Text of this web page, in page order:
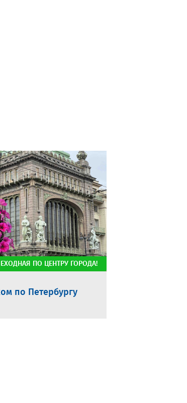
по Петербургу
ПО ЦЕНТРУ ГОРОДА!